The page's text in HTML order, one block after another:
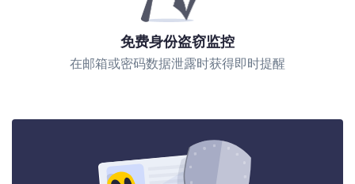
免费身份盗窃监控
在邮箱或密码数据泄露时获得即时提醒